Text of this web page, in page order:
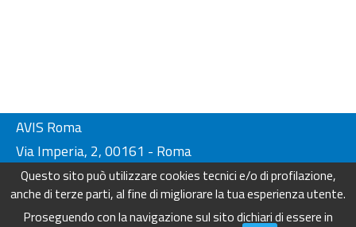
Questo sito può utilizzare cookies tecnici e/o di profilazione,
anche di terze parti, al fine di migliorare la tua esperienza utente.
Proseguendo con la navigazione sul sito dichiari di essere in
AVIS Roma
Via Imperia, 2, 00161 - Roma
Tel. 06-44230134/ 4404249
Fax. 06-44230136
info@avisroma.it - www.avisroma.it